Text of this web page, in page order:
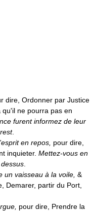
dire, Ordonner par Justice
ne pourra pas en
furent informez de leur
.
en repos, pour dire,
inquieter. Mettez-vous en
un vaisseau à la voile, &
Demarer, partir du Port,
pour dire, Prendre la